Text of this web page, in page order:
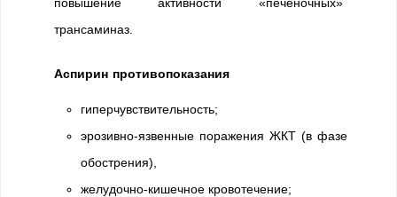
трансаминаз.
Аспирин противопоказания
гиперчувствительность;
эрозивно-язвенные поражения ЖКТ (в фазе
обострения),
желудочно-кишечное кровотечение;